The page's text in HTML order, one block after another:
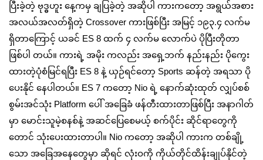
ပြီးခဲ့တဲ့ ဗုဒ္ဓဟူး နေ့ကမှ ချပြခဲ့တဲ့ အဆိုပါ ကားကတော့ အရွယ်အစား
အလယ်အလတ်ရှိတဲ့ Crossover ကားဖြစ်ပြီး အမြင့် ၁၉၃.၄ လက်မ
ရှိတာကြောင့် ယခင် ES 8 ထက် ၄ လက်မ လောက်ပဲ ပိုပြီးတိုတာ
ဖြစ်ပါ တယ်။ ကားရဲ့ အမိုး ကလည်း အရှေ့ဘက် နည်းနည်း ပိုကွေး
ထားတဲ့ပုံစံမြင်ရပြီး ES 8 နဲ့ ယှဉ်ရင်တော့ Sports ဆန်တဲ့ အရသာ ပို
ပေးနိုင် နေပါတယ်။ ES 7 ကတော့ Nio ရဲ့ နောက်ဆုံးထုတ် လျှပ်စစ်
စွမ်းအင်သုံး Platform ပေါ် အခြေခံ ဖန်တီးထားတာဖြစ်ပြီး အနာဂါတ်
မှာ မောင်းသူမဲ့စနစ်နဲ့ အဆင်ပြေစေမယ့် စက်ပိုင်း ဆိုင်ရာတွေကို
တောင် သုံးပေးထားတာပါ။ Nio ကတော့ အဆိုပါ ကားက တစ်ချို့
သော အခြေအနေတွေမှာ ဆိုရင် လုံးဝကို ကိုယ်တိုင်ထိန်းချုပ်နိုင်တဲ့